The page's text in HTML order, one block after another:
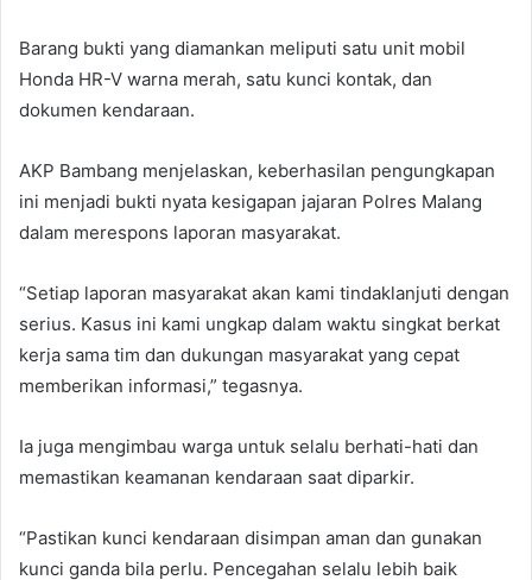
Barang bukti yang diamankan meliputi satu unit mobil
Honda HR-V warna merah, satu kunci kontak, dan
dokumen kendaraan.
AKP Bambang menjelaskan, keberhasilan pengungkapan
ini menjadi bukti nyata kesigapan jajaran Polres Malang
dalam merespons laporan masyarakat.
“Setiap laporan masyarakat akan kami tindaklanjuti dengan
serius. Kasus ini kami ungkap dalam waktu singkat berkat
kerja sama tim dan dukungan masyarakat yang cepat
memberikan informasi,” tegasnya.
Ia juga mengimbau warga untuk selalu berhati-hati dan
memastikan keamanan kendaraan saat diparkir.
“Pastikan kunci kendaraan disimpan aman dan gunakan
kunci ganda bila perlu. Pencegahan selalu lebih baik